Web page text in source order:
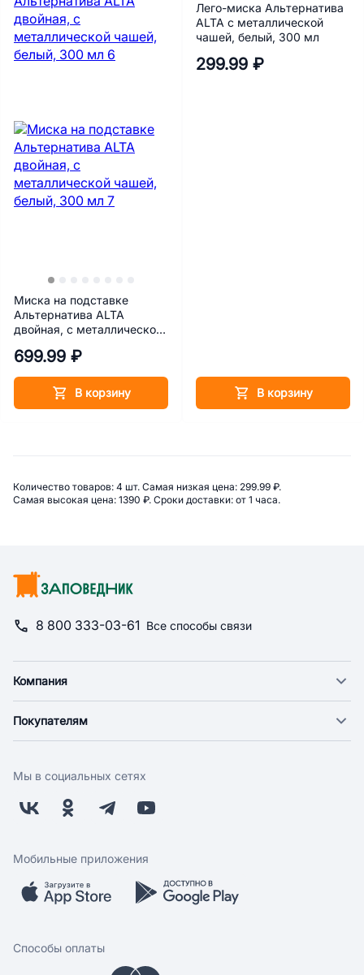
Миска на подставке
Альтернатива ALTA
двойная, с металлической
699.99 ₽
В корзину
Лего-миска Альтернатива
ALTA с металлической
чашей, белый, 300 мл
299.99 ₽
В корзину
Сводная информация по
Количество товаров: 4 шт. Самая низкая цена: 299.99 ₽.
Самая высокая цена: 1390 ₽. Сроки доставки: от 1 часа.
8 800 333-03-61 Все способы связи
Компания
Новости
Поставщикам
Заводчикам
Обратная связь
Покупателям
Оплата
Бонусная программа
Скидки и акции
Мобильное приложение
Мы в социальных сетях
Мобильные приложения
Способы оплаты